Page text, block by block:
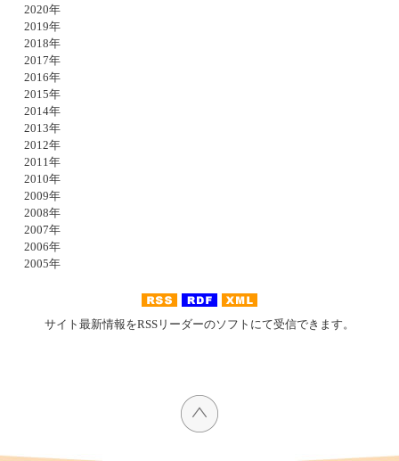
2020年
2019年
2018年
2017年
2016年
2015年
2014年
2013年
2012年
2011年
2010年
2009年
2008年
2007年
2006年
2005年
サイト最新情報をRSSリーダーのソフトにて受信できます。